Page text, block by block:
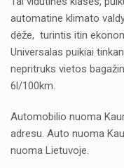
automatine klimato
dėže, turintis itin
Universalas puikiai
nepritruks vietos
6l/100km.
Automobilio nuoma
adresu. Auto nuoma
nuoma Lietuvoje.